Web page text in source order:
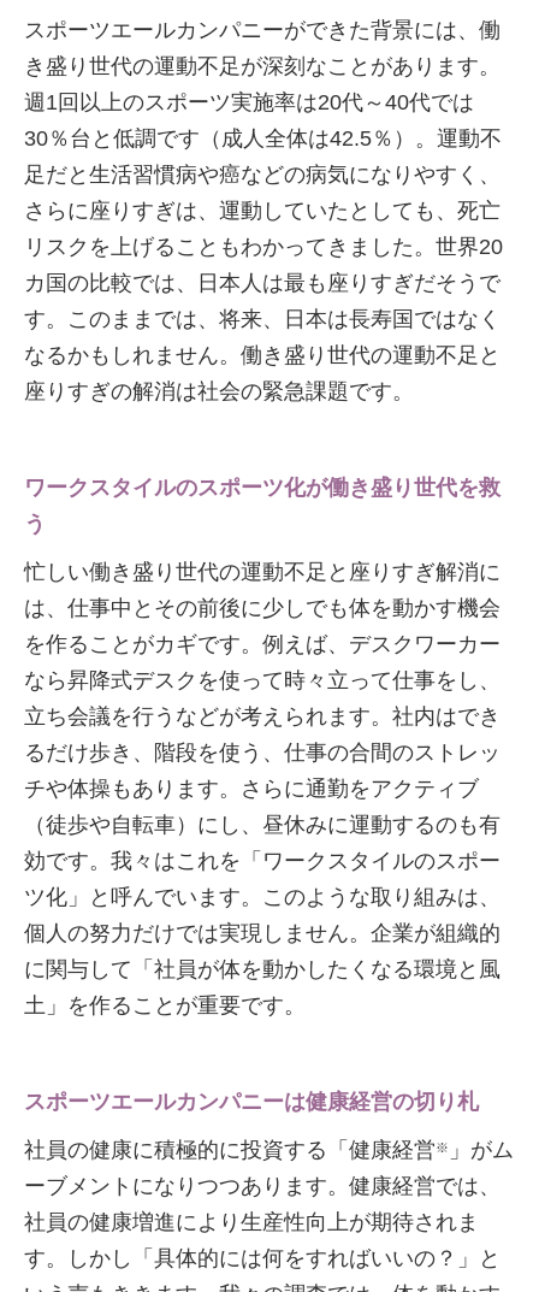
スポーツエールカンパニーができた背景には、働
き盛り世代の運動不足が深刻なことがあります。
週1回以上のスポーツ実施率は20代～40代では
30％台と低調です（成人全体は42.5％）。運動不
足だと生活習慣病や癌などの病気になりやすく、
さらに座りすぎは、運動していたとしても、死亡
リスクを上げることもわかってきました。世界20
カ国の比較では、日本人は最も座りすぎだそうで
す。このままでは、将来、日本は長寿国ではなく
なるかもしれません。働き盛り世代の運動不足と
座りすぎの解消は社会の緊急課題です。
ワークスタイルのスポーツ化が働き盛り世代を救
う
忙しい働き盛り世代の運動不足と座りすぎ解消に
は、仕事中とその前後に少しでも体を動かす機会
を作ることがカギです。例えば、デスクワーカー
なら昇降式デスクを使って時々立って仕事をし、
立ち会議を行うなどが考えられます。社内はでき
るだけ歩き、階段を使う、仕事の合間のストレッ
チや体操もあります。さらに通勤をアクティブ
（徒歩や自転車）にし、昼休みに運動するのも有
効です。我々はこれを「ワークスタイルのスポー
ツ化」と呼んでいます。このような取り組みは、
個人の努力だけでは実現しません。企業が組織的
に関与して「社員が体を動かしたくなる環境と風
土」を作ることが重要です。
スポーツエールカンパニーは健康経営の切り札
社員の健康に積極的に投資する「健康経営※ 」がム
ーブメントになりつつあります。健康経営では、
社員の健康増進により生産性向上が期待されま
す。しかし「具体的には何をすればいいの？」と